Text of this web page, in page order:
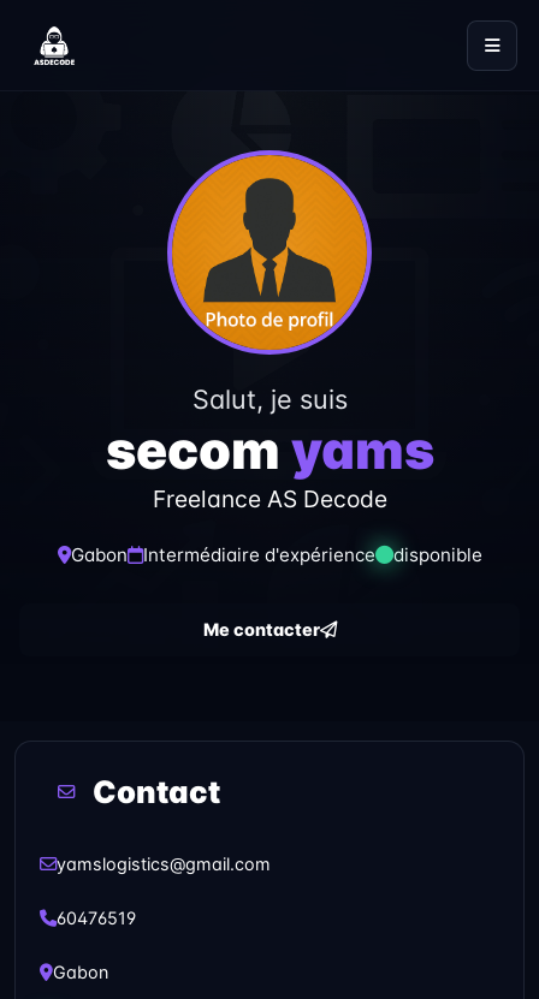
Salut, je suis
secom yams
Freelance AS Decode
Gabon Intermédiaire d'expérience disponible
Me contacter
Contact
yamslogistics@gmail.com
60476519
Gabon